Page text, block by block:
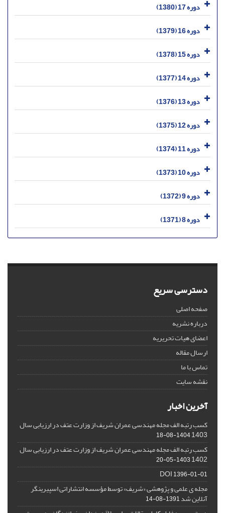
دوره 17 (1380)
دوره 16 (1379)
دوره 15 (1378)
دوره 14 (1377)
دوره 13 (1376)
دوره 12 (1375)
دوره 11 (1374)
دوره 10 (1373)
دوره 9 (1372)
دوره 8 (1371)
دسترسی سریع
صفحه اصلی
درباره نشریه
اعضای هیات تحریریه
ارسال مقاله
تماس با ما
نقشه سایت
آخرین اخبار
کسب رتبه الف مجله مهندسی عمران شریف از وزارت عتف در ارزیابی سال
1403
1404-08-18
کسب رتبه الف مجله مهندسی عمران شریف از وزارت عتف در ارزیابی سال
1402
1403-05-20
DOI1396-01-01
مجله ی علمی و پژوهشی «شریف» توسط مؤسسه انتشاراتی اسپیرینگر
آنلاین شد1391-08-14